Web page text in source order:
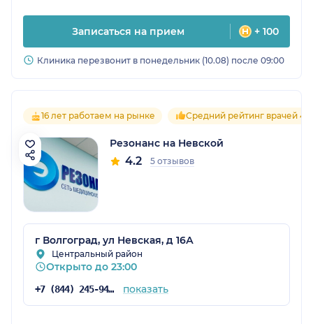
Записаться на прием + 100
Клиника перезвонит в понедельник (10.08) после 09:00
16 лет работаем на рынке Средний рейтинг врачей 4.2
Резонанс на Невской
4.2 5 отзывов
г Волгоград, ул Невская, д 16А
Центральный район
Открыто до 23:00
+7 (844) 245-94-38 показать